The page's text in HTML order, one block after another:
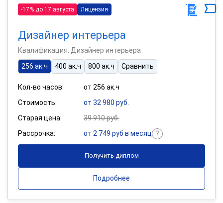
-17% до 17 августа Лицензия
Дизайнер интерьера
Квалификация: Дизайнер интерьера
256 ак.ч
400 ак.ч 800 ак.ч Сравнить
Кол-во часов:
от 256 ак.ч
Стоимость:
от 32 980 руб.
Старая цена:
39 910 руб.
Рассрочка:
от 2 749 руб в месяц
Получить диплом
Подробнее